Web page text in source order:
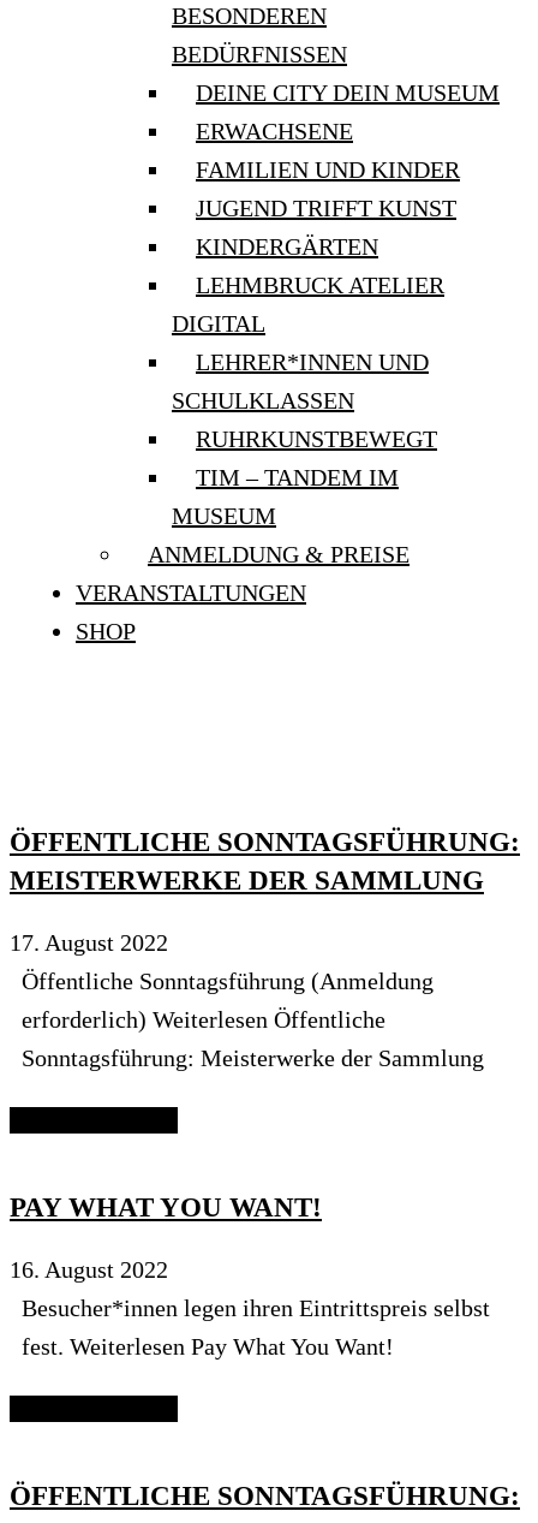
BESONDEREN
BEDÜRFNISSEN
DEINE CITY DEIN MUSEUM
ERWACHSENE
FAMILIEN UND KINDER
JUGEND TRIFFT KUNST
KINDERGÄRTEN
LEHMBRUCK ATELIER
DIGITAL
LEHRER*INNEN UND
SCHULKLASSEN
RUHRKUNSTBEWEGT
TIM – TANDEM IM
MUSEUM
ANMELDUNG & PREISE
VERANSTALTUNGEN
SHOP
ÖFFENTLICHE SONNTAGSFÜHRUNG:
MEISTERWERKE DER SAMMLUNG
17. August 2022
Öffentliche Sonntagsführung (Anmeldung
erforderlich) Weiterlesen Öffentliche
Sonntagsführung: Meisterwerke der Sammlung
PAY WHAT YOU WANT!
16. August 2022
Besucher*innen legen ihren Eintrittspreis selbst
fest. Weiterlesen Pay What You Want!
ÖFFENTLICHE SONNTAGSFÜHRUNG: